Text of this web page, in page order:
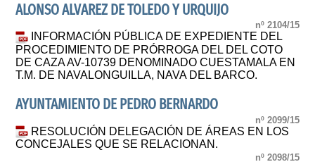
ALONSO ALVAREZ DE TOLEDO Y URQUIJO
nº 2104/15
INFORMACIÓN PÚBLICA DE EXPEDIENTE DEL
PROCEDIMIENTO DE PRÓRROGA DEL DEL COTO
DE CAZA AV-10739 DENOMINADO CUESTAMALA EN
T.M. DE NAVALONGUILLA, NAVA DEL BARCO.
AYUNTAMIENTO DE PEDRO BERNARDO
nº 2099/15
RESOLUCIÓN DELEGACIÓN DE ÁREAS EN LOS
CONCEJALES QUE SE RELACIONAN.
nº 2098/15